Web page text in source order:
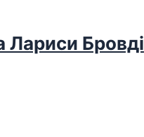
Лариси Бровді